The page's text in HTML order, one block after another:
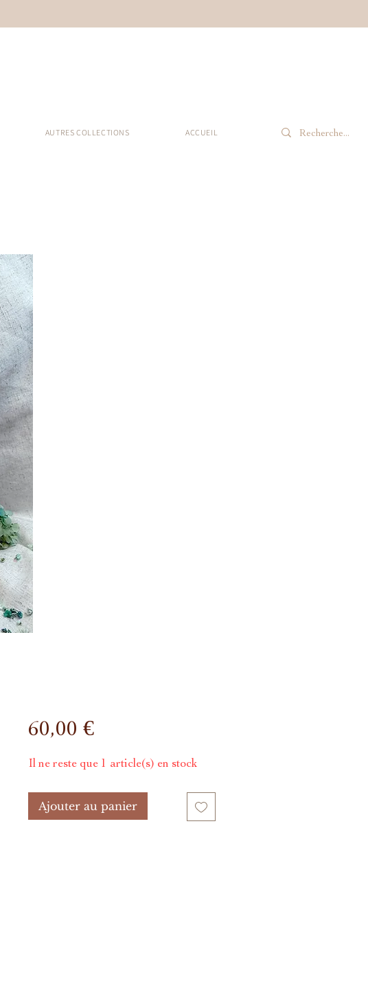
AUTRES COLLECTIONS ACCUEIL
60,00 €Prix
Il ne reste que 1 article(s) en stock
Ajouter au panier